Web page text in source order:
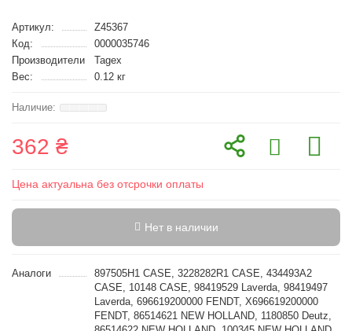
Артикул:
Z45367
Код:
0000035746
Производители
Tagex
Вес:
0.12 кг
362 ₴
Цена актуальна без отсрочки оплаты
Нет в наличии
Аналоги
897505H1 CASE, 3228282R1 CASE, 434493A2
CASE, 10148 CASE, 98419529 Laverda, 98419497
Laverda, 696619200000 FENDT, X696619200000
FENDT, 86514621 NEW HOLLAND, 1180850 Deutz,